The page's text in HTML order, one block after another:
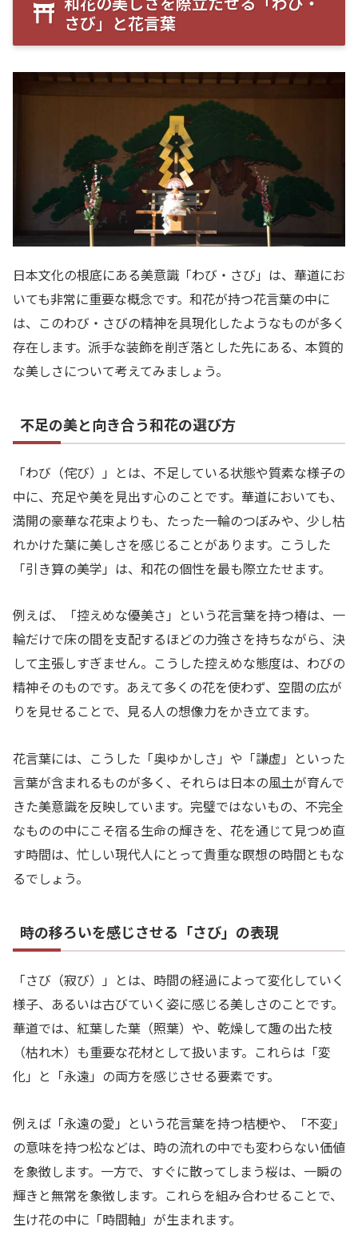
さび」と花言葉
日本文化の根底にある美意識「わび・さび」は、華道にお
いても非常に重要な概念です。和花が持つ花言葉の中に
は、このわび・さびの精神を具現化したようなものが多く
存在します。派手な装飾を削ぎ落とした先にある、本質的
な美しさについて考えてみましょう。
不足の美と向き合う和花の選び方
「わび（侘び）」とは、不足している状態や質素な様子の
中に、充足や美を見出す心のことです。華道においても、
満開の豪華な花束よりも、たった一輪のつぼみや、少し枯
れかけた葉に美しさを感じることがあります。こうした
「引き算の美学」は、和花の個性を最も際立たせます。
例えば、「控えめな優美さ」という花言葉を持つ椿は、一
輪だけで床の間を支配するほどの力強さを持ちながら、決
して主張しすぎません。こうした控えめな態度は、わびの
精神そのものです。あえて多くの花を使わず、空間の広が
りを見せることで、見る人の想像力をかき立てます。
花言葉には、こうした「奥ゆかしさ」や「謙虚」といった
言葉が含まれるものが多く、それらは日本の風土が育んで
きた美意識を反映しています。完璧ではないもの、不完全
なものの中にこそ宿る生命の輝きを、花を通じて見つめ直
す時間は、忙しい現代人にとって貴重な瞑想の時間ともな
るでしょう。
時の移ろいを感じさせる「さび」の表現
「さび（寂び）」とは、時間の経過によって変化していく
様子、あるいは古びていく姿に感じる美しさのことです。
華道では、紅葉した葉（照葉）や、乾燥して趣の出た枝
（枯れ木）も重要な花材として扱います。これらは「変
化」と「永遠」の両方を感じさせる要素です。
例えば「永遠の愛」という花言葉を持つ桔梗や、「不変」
の意味を持つ松などは、時の流れの中でも変わらない価値
を象徴します。一方で、すぐに散ってしまう桜は、一瞬の
輝きと無常を象徴します。これらを組み合わせることで、
生け花の中に「時間軸」が生まれます。